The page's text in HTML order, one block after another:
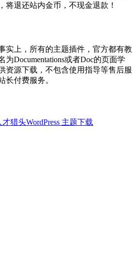
将退还站内金币，不现金退款！
实上，所有的主题插件，官方都有教
Documentations或者Doc的页面学
资源下载，不包含使用指导等售后服
长付费服务。